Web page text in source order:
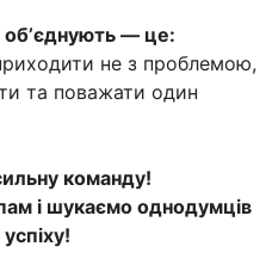
обʼєднують — це:
не з проблемою,
та поважати один
команду!
і шукаємо однодумців